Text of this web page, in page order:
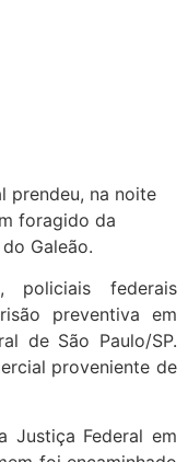
prendeu, na noite
foragido da
Galeão.
policiais federais
preventiva em
de São Paulo/SP.
proveniente de
Justiça Federal em